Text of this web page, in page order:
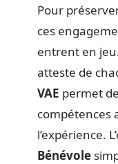
Pour
ces
entrent en
atteste de
VAE permet
compétences
l’expérience.
Bénévole